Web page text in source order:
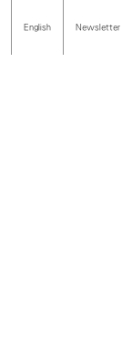
English Newsletter